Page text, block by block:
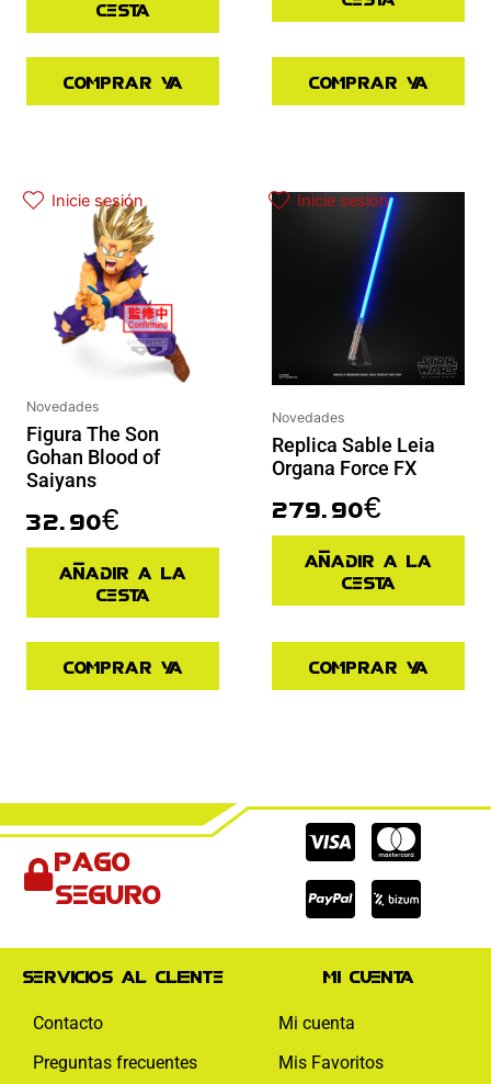
cesta
Comprar ya Comprar ya
Inicie sesión
Novedades
Figura The Son
Gohan Blood of
Saiyans
32.90€
Añadir a la
cesta
Comprar ya
Inicie sesión
Novedades
Replica Sable Leia
Organa Force FX
279.90€
Añadir a la
cesta
Comprar ya
Pago
seguro
Cc-
visa
Cc-
Cc-
paypal
Servicios al cliente
Contacto
Preguntas frecuentes
Mi cuenta
Mi cuenta
Mis Favoritos